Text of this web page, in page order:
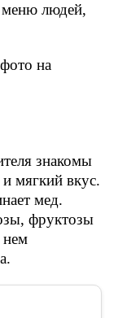
меню людей,
знакомы
мягкий вкус.
мед.
фруктозы
нем